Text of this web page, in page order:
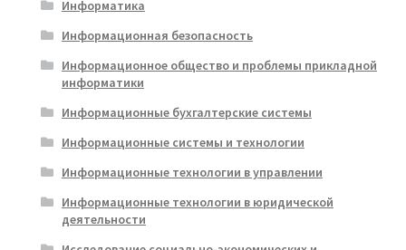
Информатика
Информационная безопасность
Информационное общество и проблемы прикладной
информатики
Информационные бухгалтерские системы
Информационные системы и технологии
Информационные технологии в управлении
Информационные технологии в юридической
деятельности